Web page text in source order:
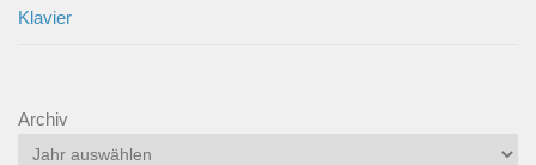
Klavier
Archiv